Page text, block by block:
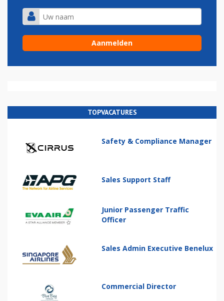
TOPVACATURES
Safety & Compliance Manager
Sales Support Staff
Junior Passenger Traffic
Officer
Sales Admin Executive Benelux
Commercial Director